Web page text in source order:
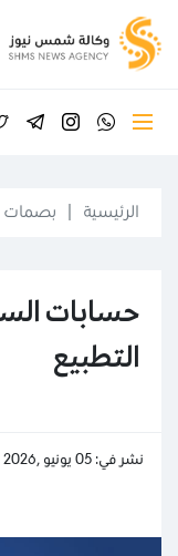
الرئيسية بصمات
حسابات
التطبيع
نشر في: 05 يونيو ,2026 07:26 م